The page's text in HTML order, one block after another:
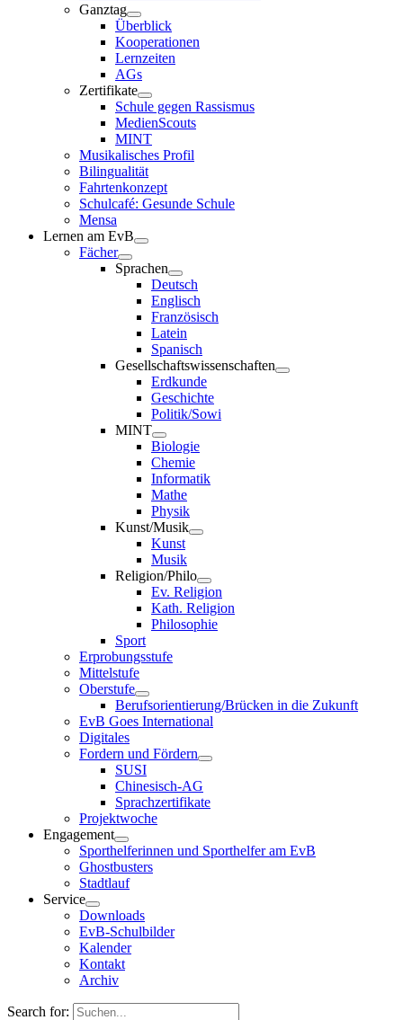
Ganztag
Überblick
Kooperationen
Lernzeiten
AGs
Zertifikate
Schule gegen Rassismus
MedienScouts
MINT
Musikalisches Profil
Bilingualität
Fahrtenkonzept
Schulcafé: Gesunde Schule
Mensa
Lernen am EvB
Fächer
Sprachen
Deutsch
Englisch
Französisch
Latein
Spanisch
Gesellschaftswissenschaften
Erdkunde
Geschichte
Politik/Sowi
MINT
Biologie
Chemie
Informatik
Mathe
Physik
Kunst/Musik
Kunst
Musik
Religion/Philo
Ev. Religion
Kath. Religion
Philosophie
Sport
Erprobungsstufe
Mittelstufe
Oberstufe
Berufsorientierung/Brücken in die Zukunft
EvB Goes International
Digitales
Fordern und Fördern
SUSI
Chinesisch-AG
Sprachzertifikate
Projektwoche
Engagement
Sporthelferinnen und Sporthelfer am EvB
Ghostbusters
Stadtlauf
Service
Downloads
EvB-Schulbilder
Kalender
Kontakt
Archiv
Search for: